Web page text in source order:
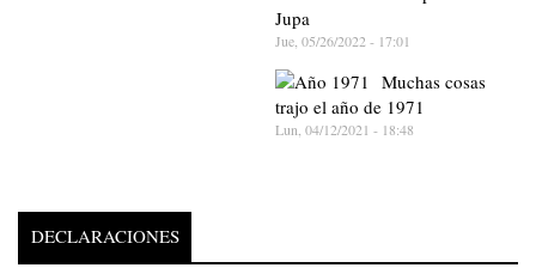
Jupa
Jue, 05/26/2022 - 17:01
Muchas cosas
trajo el año de 1971
Lun, 04/12/2021 - 18:48
DECLARACIONES